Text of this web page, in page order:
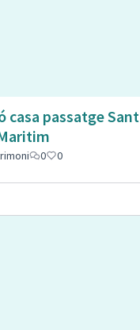
casa passatge Sant
0 0